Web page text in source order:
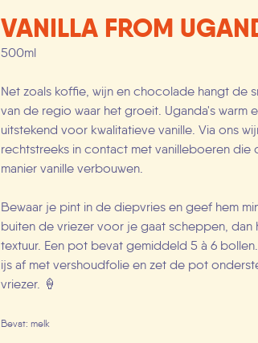
VANILLA FROM
500ml
Net zoals koffie, wijn en chocolade hangt de
van de regio waar het groeit. Uganda's warm
uitstekend voor kwalitatieve vanille. Via ons
rechtstreeks in contact met vanilleboeren
manier vanille verbouwen.
Bewaar je pint in de diepvries en geef hem
buiten de vriezer voor je gaat scheppen,
textuur. Een pot bevat gemiddeld 5 à 6
ijs af met vershoudfolie en zet de pot
vriezer. 🍦
Bevat: melk